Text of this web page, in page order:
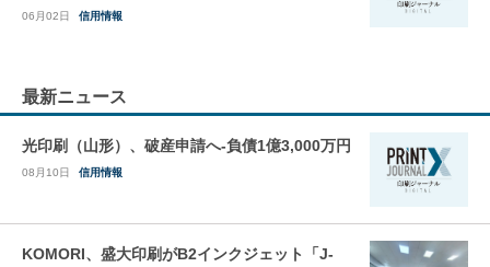
06月02日 信用情報
最新ニュース
光印刷（山形）、破産申請へ-負債1億3,000万円
08月10日 信用情報
KOMORI、盛大印刷がB2インクジェット「J-